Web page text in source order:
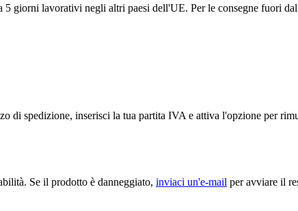
giorni lavorativi negli altri paesi dell'UE. Per le consegne fuori
spedizione, inserisci la tua partita IVA e attiva l'opzione per
Se il prodotto è danneggiato, inviaci un'e-mail per avviare il